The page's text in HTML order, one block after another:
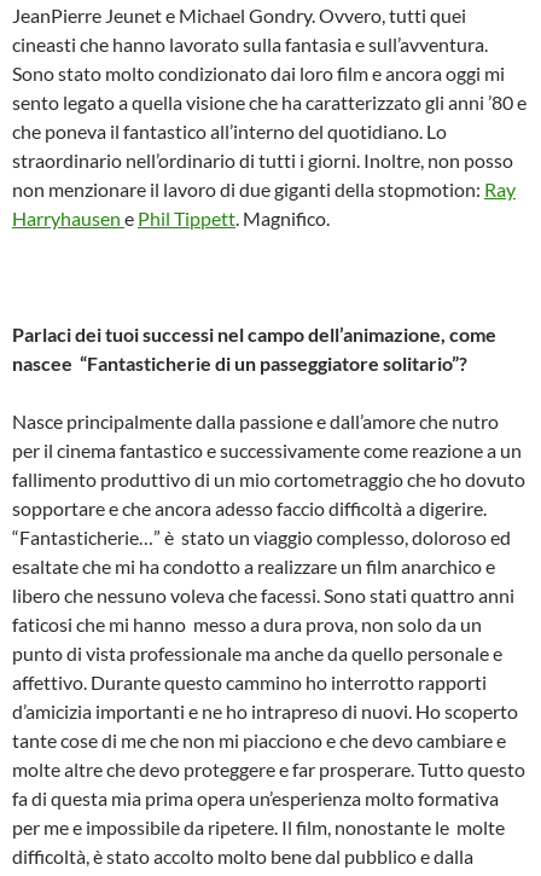
JeanPierre Jeunet e Michael Gondry. Ovvero, tutti quei
cineasti che hanno lavorato sulla fantasia e sull’avventura.
Sono stato molto condizionato dai loro film e ancora oggi mi
sento legato a quella visione che ha caratterizzato gli anni ’80 e
che poneva il fantastico all’interno del quotidiano. Lo
straordinario nell’ordinario di tutti i giorni. Inoltre, non posso
non menzionare il lavoro di due giganti della stop­motion: Ray
Harryhausen e Phil Tippett. Magnifico.
Parlaci dei tuoi successi nel campo dell’animazione, come
nascee “Fantasticherie di un passeggiatore solitario”?
Nasce principalmente dalla passione e dall’amore che nutro
per il cinema fantastico e successivamente come reazione a un
fallimento produttivo di un mio cortometraggio che ho dovuto
sopportare e che ancora adesso faccio difficoltà a digerire.
“Fantasticherie…” è stato un viaggio complesso, doloroso ed
esaltate che mi ha condotto a realizzare un film anarchico e
libero che nessuno voleva che facessi. Sono stati quattro anni
faticosi che mi hanno messo a dura prova, non solo da un
punto di vista professionale ma anche da quello personale e
affettivo. Durante questo cammino ho interrotto rapporti
d’amicizia importanti e ne ho intrapreso di nuovi. Ho scoperto
tante cose di me che non mi piacciono e che devo cambiare e
molte altre che devo proteggere e far prosperare. Tutto questo
fa di questa mia prima opera un’esperienza molto formativa
per me e impossibile da ripetere. Il film, nonostante le molte
difficoltà, è stato accolto molto bene dal pubblico e dalla